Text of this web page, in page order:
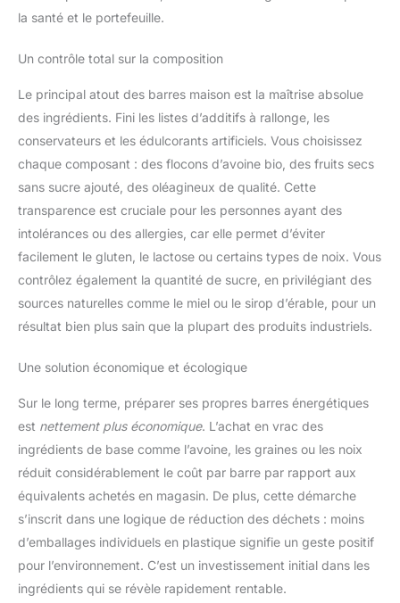
la santé et le portefeuille.
Un contrôle total sur la composition
Le principal atout des barres maison est la maîtrise absolue
des ingrédients. Fini les listes d’additifs à rallonge, les
conservateurs et les édulcorants artificiels. Vous choisissez
chaque composant : des flocons d’avoine bio, des fruits secs
sans sucre ajouté, des oléagineux de qualité. Cette
transparence est cruciale pour les personnes ayant des
intolérances ou des allergies, car elle permet d’éviter
facilement le gluten, le lactose ou certains types de noix. Vous
contrôlez également la quantité de sucre, en privilégiant des
sources naturelles comme le miel ou le sirop d’érable, pour un
résultat bien plus sain que la plupart des produits industriels.
Une solution économique et écologique
Sur le long terme, préparer ses propres barres énergétiques
est nettement plus économique. L’achat en vrac des
ingrédients de base comme l’avoine, les graines ou les noix
réduit considérablement le coût par barre par rapport aux
équivalents achetés en magasin. De plus, cette démarche
s’inscrit dans une logique de réduction des déchets : moins
d’emballages individuels en plastique signifie un geste positif
pour l’environnement. C’est un investissement initial dans les
ingrédients qui se révèle rapidement rentable.